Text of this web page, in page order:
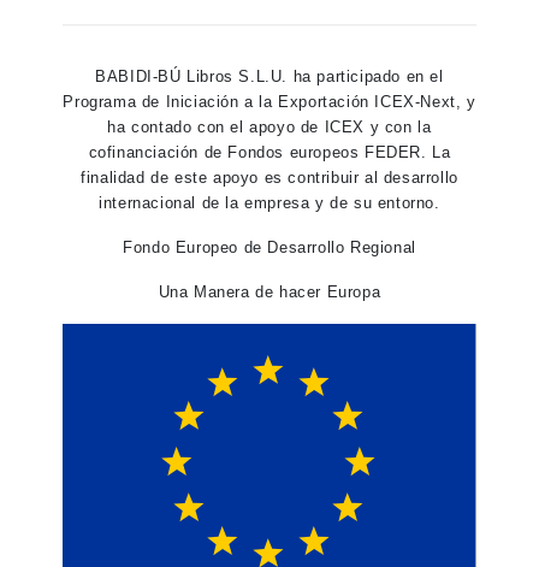
BABIDI-BÚ Libros S.L.U. ha participado en el
Programa de Iniciación a la Exportación ICEX-Next, y
ha contado con el apoyo de ICEX y con la
cofinanciación de Fondos europeos FEDER. La
finalidad de este apoyo es contribuir al desarrollo
internacional de la empresa y de su entorno.
Fondo Europeo de Desarrollo Regional
Una Manera de hacer Europa